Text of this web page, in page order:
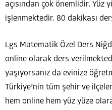
açısından çok önemlidir.
işlenmektedir. 80 dakikası
Lgs Matematik Özel Ders
online olarak ders
yaşıyorsanız da evinize
Türkiye’nin tüm şehir ve
hem online hem yüz yüze